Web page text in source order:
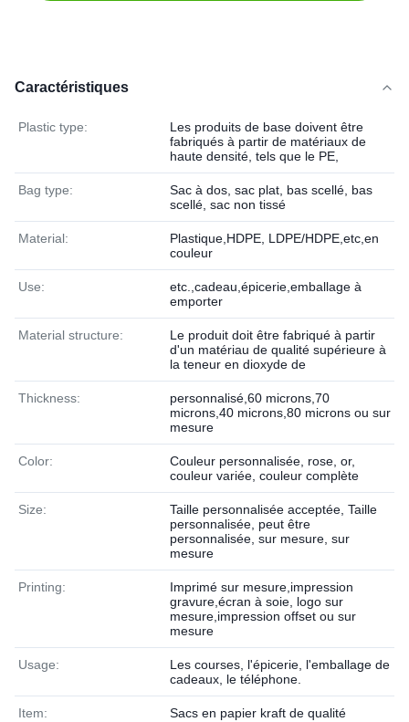
Caractéristiques
Plastic type:
Les produits de base doivent être
fabriqués à partir de matériaux de
haute densité, tels que le PE,
Bag type:
Sac à dos, sac plat, bas scellé, bas
scellé, sac non tissé
Material:
Plastique,HDPE, LDPE/HDPE,etc,en
couleur
Use:
etc.,cadeau,épicerie,emballage à
emporter
Material structure:
Le produit doit être fabriqué à partir
d'un matériau de qualité supérieure à
la teneur en dioxyde de
Thickness:
personnalisé,60 microns,70
microns,40 microns,80 microns ou sur
mesure
Color:
Couleur personnalisée, rose, or,
couleur variée, couleur complète
Size:
Taille personnalisée acceptée, Taille
personnalisée, peut être
personnalisée, sur mesure, sur
mesure
Printing:
Imprimé sur mesure,impression
gravure,écran à soie, logo sur
mesure,impression offset ou sur
mesure
Usage:
Les courses, l'épicerie, l'emballage de
cadeaux, le téléphone.
Item:
Sacs en papier kraft de qualité